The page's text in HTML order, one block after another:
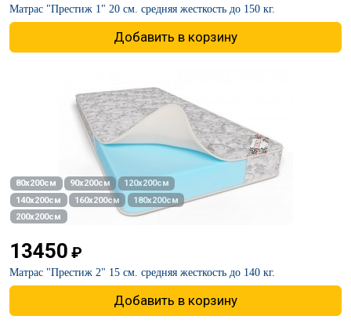
Матрас "Престиж 1" 20 см. средняя жесткость до 150 кг.
Добавить в корзину
80х200см 90х200см
120х200см
140х200см
160х200см
180х200см
200х200см
13450 ₽
Матрас "Престиж 2" 15 см. средняя жесткость до 140 кг.
Добавить в корзину